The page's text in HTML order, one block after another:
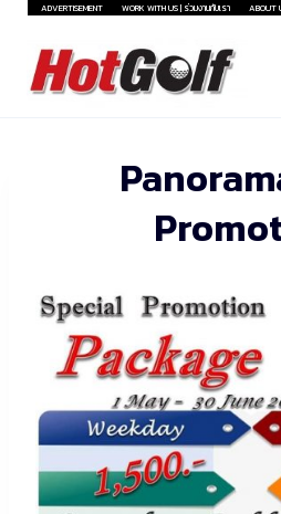
Skip
content
ADVERTISEMENT WORK WITH US | ร่วมงานกับเรา ABOUT